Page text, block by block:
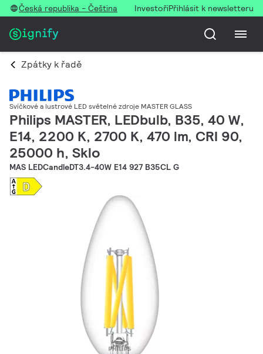
Česká republika - Čeština InvestořiPřihlásit k newsletteru
Zpátky k řadě
Svíčkové a lustrové LED světelné zdroje MASTER GLASS
Philips MASTER, LEDbulb, B35, 40 W,
E14, 2200 K, 2700 K, 470 lm, CRI 90,
25000 h, Sklo
MAS LEDCandleDT3.4-40W E14 927 B35CL G